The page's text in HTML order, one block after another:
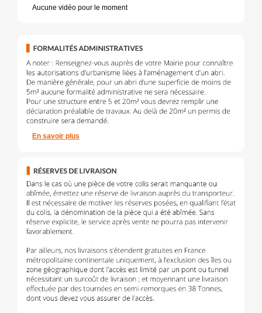
Aucune vidéo pour le moment
En savoir plus